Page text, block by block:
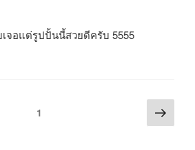
จอแต่รูปปั้นนี้สวยดีครับ 5555
1